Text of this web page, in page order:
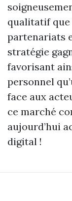
qualitatif
partenariats
stratégie
favorisant
personnel
face aux
ce marché
aujourd’hui
digital !